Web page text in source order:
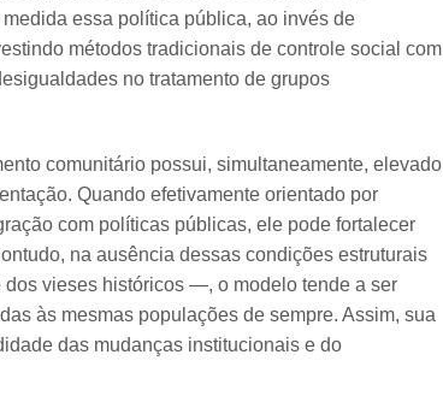
essa política pública, ao invés de
métodos tradicionais de controle social com
no tratamento de grupos
comunitário possui, simultaneamente, elevado
Quando efetivamente orientado por
com políticas públicas, ele pode fortalecer
na ausência dessas condições estruturais
vieses históricos —, o modelo tende a ser
às mesmas populações de sempre. Assim, sua
das mudanças institucionais e do